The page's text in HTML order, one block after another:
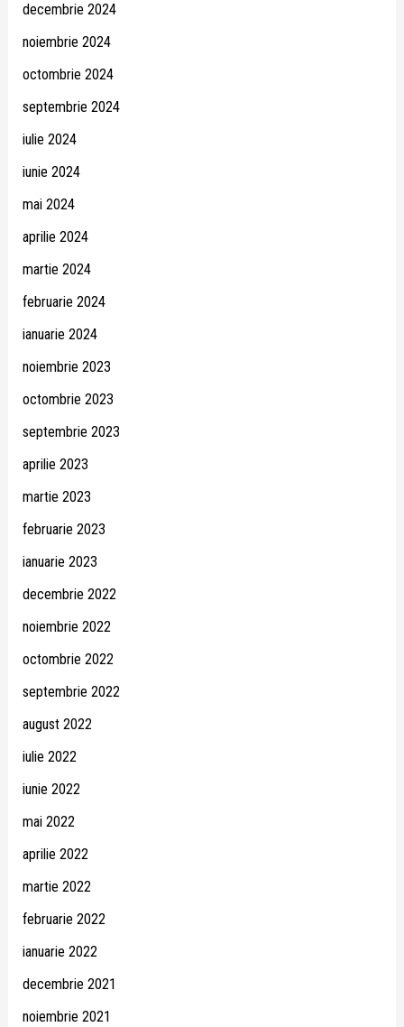
decembrie 2024
noiembrie 2024
octombrie 2024
septembrie 2024
iulie 2024
iunie 2024
mai 2024
aprilie 2024
martie 2024
februarie 2024
ianuarie 2024
noiembrie 2023
octombrie 2023
septembrie 2023
aprilie 2023
martie 2023
februarie 2023
ianuarie 2023
decembrie 2022
noiembrie 2022
octombrie 2022
septembrie 2022
august 2022
iulie 2022
iunie 2022
mai 2022
aprilie 2022
martie 2022
februarie 2022
ianuarie 2022
decembrie 2021
noiembrie 2021